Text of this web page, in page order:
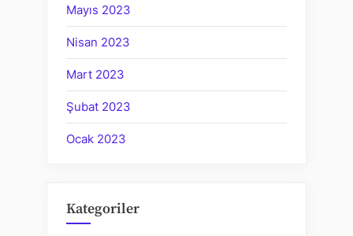
Mayıs 2023
Nisan 2023
Mart 2023
Şubat 2023
Ocak 2023
Kategoriler